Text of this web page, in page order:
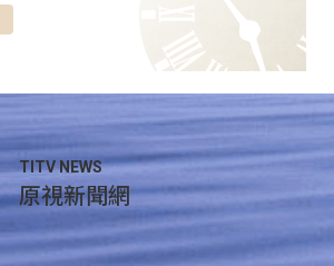
TITV NEWS
原視新聞網